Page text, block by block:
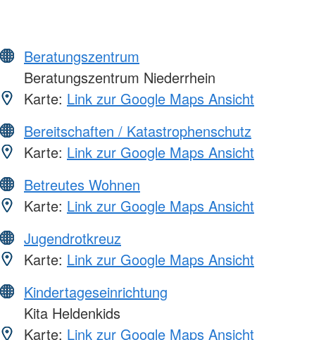
Beratungszentrum
Beratungszentrum Niederrhein
Karte: Link zur Google Maps Ansicht
Bereitschaften / Katastrophenschutz
Karte: Link zur Google Maps Ansicht
Betreutes Wohnen
Karte: Link zur Google Maps Ansicht
Jugendrotkreuz
Karte: Link zur Google Maps Ansicht
Kindertageseinrichtung
Kita Heldenkids
Karte: Link zur Google Maps Ansicht